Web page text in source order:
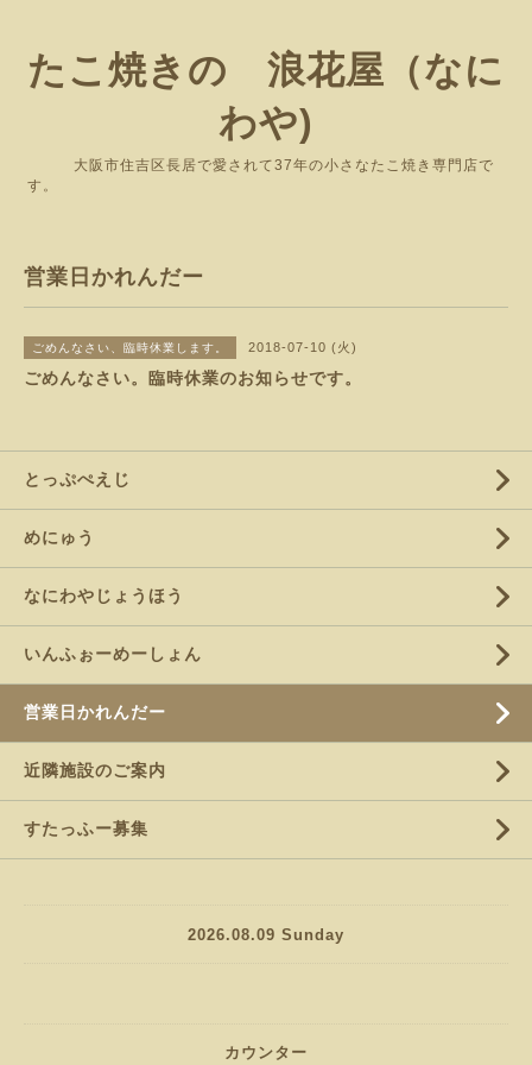
たこ焼きの 浪花屋（なに
わや)
大阪市住吉区長居で愛されて37年の小さなたこ焼き専門店で
す。
営業日かれんだー
ごめんなさい、臨時休業します。 2018-07-10 (火)
ごめんなさい。臨時休業のお知らせです。
とっぷぺえじ
めにゅう
なにわやじょうほう
いんふぉーめーしょん
営業日かれんだー
近隣施設のご案内
すたっふー募集
2026.08.09 Sunday
カウンター